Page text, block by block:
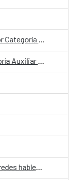
Convocatoria Laboral Fijo en el Exterior Categoría Auxiliar Administrativo OCE
Convocatoria Laboral Temporal Categoría Auxiliar Administrativo CCEJS
Convocatoria para artistas “Que las paredes hablen, un mural para mi barrio”